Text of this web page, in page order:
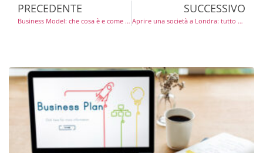
PRECEDENTE
Business Model: che cosa è e come scegliere quello più adatto
SUCCESSIVO
Aprire una società a Londra: tutto quello che c’è da sapere